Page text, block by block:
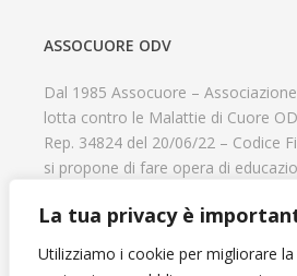
La tua privacy è
Utilizziamo i cookie per migliorare
ASSOCUORE ODV
Dal 1985 Assocuore –
lotta contro le Malattie di Cuore
Rep. 34824 del 20/06/22 – Codice
si propone di fare opera di
psicofisico di tutti coloro che hanno